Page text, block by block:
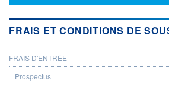
FRAIS ET CONDITIONS DE
PROSPECTUS
FRAIS D'ENTRÉE